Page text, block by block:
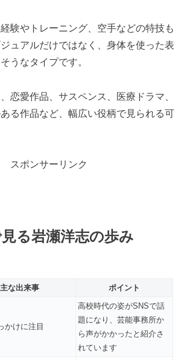
験やトレーニング、空手などの特技も
ュアルだけではなく、身体を使った表
うなタイプです。
恋愛作品、サスペンス、医療ドラマ、
る作品など、幅広い役柄で見られる可
スポンサーリンク
る岩瀬洋志の歩み
主な出来事 ポイント
かけに注目
高校時代の姿がSNSで話
題になり、芸能事務所か
ら声がかかったと紹介さ
れています